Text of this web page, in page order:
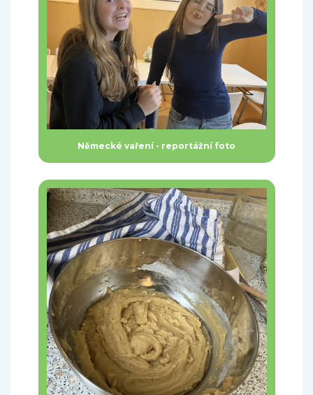
Německé vaření - reportážní foto